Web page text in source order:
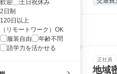
迎
土日祝休み
日制
日以上
リモートワーク）OK
服装自由
年齢不問
語学力を活かせる
正社員
地域